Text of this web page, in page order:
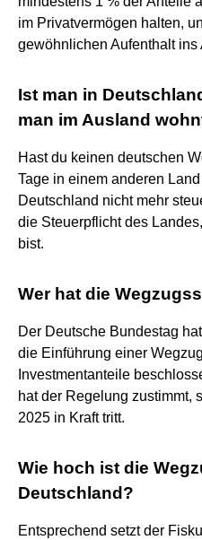
im Privatvermögen halten,
gewöhnlichen Aufenthalt ins
Ist man in
man im Ausland
Hast du keinen deutschen
Tage in einem anderen
Deutschland nicht mehr
die Steuerpflicht des
bist.
Wer hat die
Der Deutsche Bundestag
die Einführung einer
Investmentanteile
hat der Regelung zustimmt,
2025 in Kraft tritt.
Wie hoch ist die
Deutschland?
Entsprechend setzt der